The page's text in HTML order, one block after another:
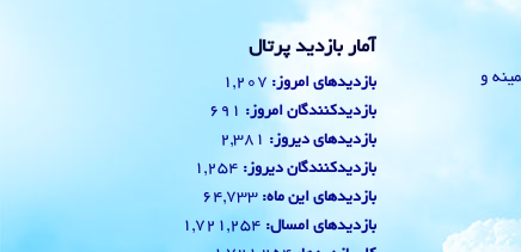
کمینه و
آمار بازدید پرتال
بازدیدهای امروز: 1,207
بازدیدکنندگان امروز: 691
بازدیدهای دیروز: 2,381
بازدیدکنندگان دیروز: 1,254
بازدیدهای این ماه: 64,733
بازدیدهای امسال: 1,721,254